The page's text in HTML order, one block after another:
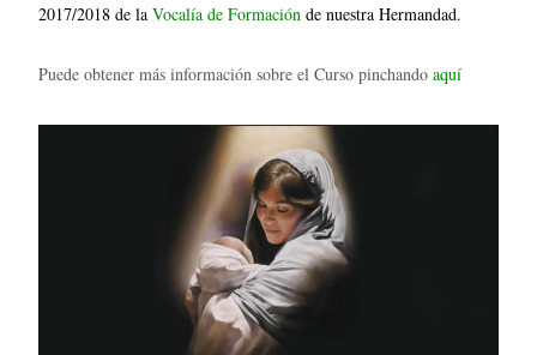
2017/2018 de la Vocalía de Formación de nuestra Hermandad.
Puede obtener más información sobre el Curso pinchando aquí